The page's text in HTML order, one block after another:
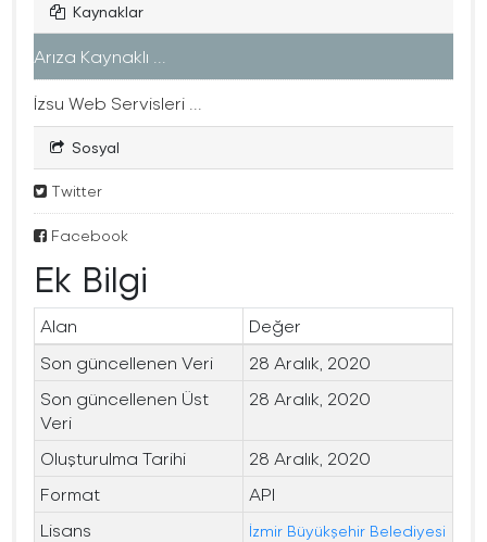
Kaynaklar
Arıza Kaynaklı ...
İzsu Web Servisleri ...
Sosyal
Twitter
Facebook
Ek Bilgi
Alan
Değer
Son güncellenen Veri
28 Aralık, 2020
Son güncellenen Üst
Veri
28 Aralık, 2020
Oluşturulma Tarihi
28 Aralık, 2020
Format
API
Lisans
İzmir Büyükşehir Belediyesi